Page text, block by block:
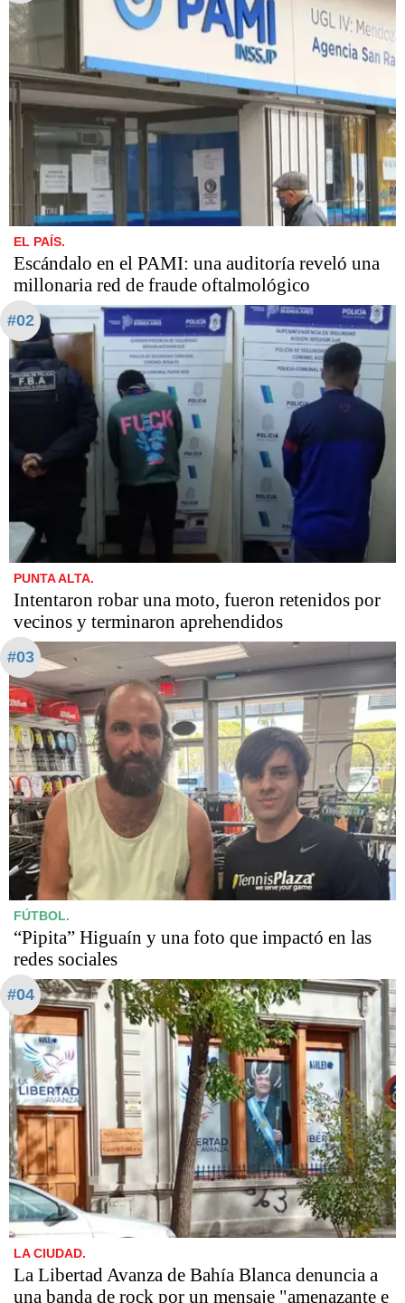
EL PAÍS.
Escándalo en el PAMI: una auditoría reveló una
millonaria red de fraude oftalmológico
#02
PUNTA ALTA.
Intentaron robar una moto, fueron retenidos por
vecinos y terminaron aprehendidos
#03
FÚTBOL.
“Pipita” Higuaín y una foto que impactó en las
redes sociales
#04
LA CIUDAD.
La Libertad Avanza de Bahía Blanca denuncia a
una banda de rock por un mensaje "amenazante e